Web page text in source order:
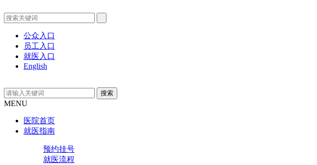
公众入口
员工入口
就医入口
English
MENU
医院首页
就医指南
预约挂号
就医流程